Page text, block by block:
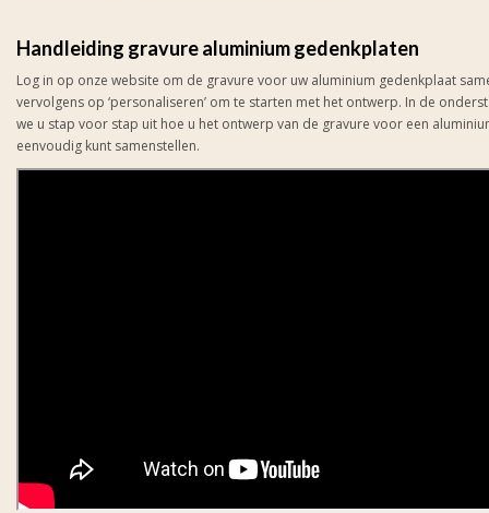
Handleiding gravure aluminium gedenkplaten
Log in op onze website om de gravure voor uw aluminium gedenkplaat
vervolgens op ‘personaliseren’ om te starten met het ontwerp. In de
we u stap voor stap uit hoe u het ontwerp van de gravure voor een
eenvoudig kunt samenstellen.